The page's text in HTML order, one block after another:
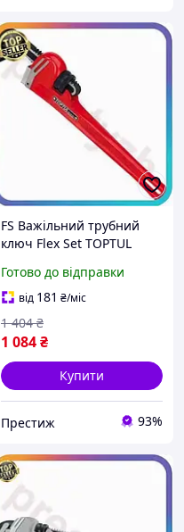
FS Важільний трубний
ключ Flex Set TOPTUL
прямий ключ для
трубопроводів SET18-F
Готово до відправки
від 181 ₴/міс
1 084₴
1 404 ₴
Купити
Престиж 93%